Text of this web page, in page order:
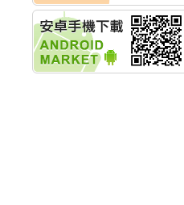
華旭先進:代重要子公司
碩通散熱股份有限公司
公告董事會決議發行員
工認股權
華旭先進:代重要子公司